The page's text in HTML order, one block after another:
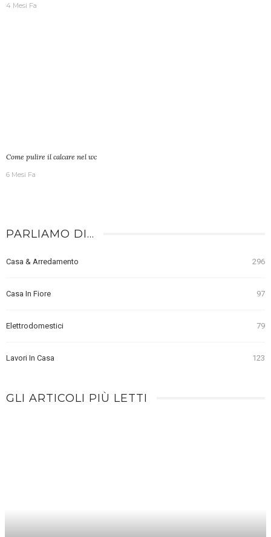
4 Mesi Fa
Come pulire il calcare nel wc
6 Mesi Fa
PARLIAMO DI…
Casa & Arredamento 296
Casa In Fiore 97
Elettrodomestici 79
Lavori In Casa 123
GLI ARTICOLI PIÙ LETTI